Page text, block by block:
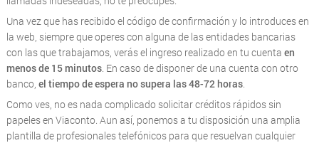
Una vez que has recibido el código de confirmación y lo introduces en
la web, siempre que operes con alguna de las entidades bancarias
con las que trabajamos, verás el ingreso realizado en tu cuenta en
menos de 15 minutos. En caso de disponer de una cuenta con otro
banco, el tiempo de espera no supera las 48-72 horas.
Como ves, no es nada complicado solicitar créditos rápidos sin
papeles en Viaconto. Aun así, ponemos a tu disposición una amplia
plantilla de profesionales telefónicos para que resuelvan cualquier